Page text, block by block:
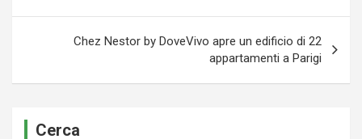
Chez Nestor by DoveVivo apre un edificio di 22
appartamenti a Parigi
Cerca